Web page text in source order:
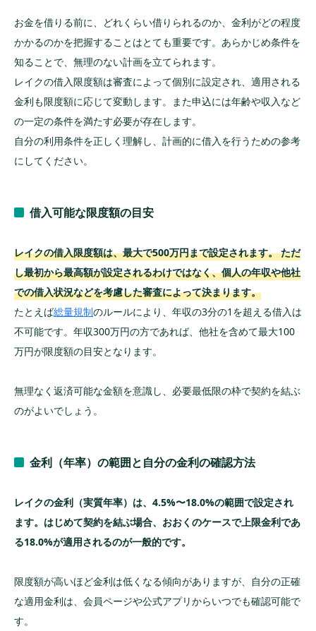
お金を借りる前に、どれくらい借りられるのか、金利がどの程度
かかるのかを把握することはとても重要です。あらかじめ条件を
知ることで、無理のない計画を立てられます。
レイクの借入限度額は審査によって個別に設定され、適用される
金利も限度額に応じて変動します。また申込には年齢や収入など
の一定の条件を満たす必要が存在します。
自分の利用条件を正しく理解し、計画的に借入を行うための参考
にしてください。
借入可能な限度額の目安
レイクの借入限度額は、最大で500万円まで設定されます。 ただ
し最初から最高額が設定されるわけではなく、個人の年収や他社
での借入状況などを考慮した審査によって決まります。
たとえば総量規制のルールにより、年収の3分の1を超える借入は
不可能です。年収300万円の方であれば、他社を含めて最大100
万円が限度額の目安となります。
無理なく返済可能な金額を意識し、必要最低限の枠で契約を結ぶ
のがよいでしょう。
金利（年率）の範囲と自分の金利の確認方法
レイクの金利（実質年率）は、4.5%〜18.0%の範囲で設定され
ます。 はじめて契約を結ぶ場合、おおくのケースで上限金利であ
る18.0%が適用されるのが一般的です。
限度額が高いほど金利は低くなる傾向がありますが、自分の正確
な適用金利は、会員ページや公式アプリからいつでも確認可能で
す。